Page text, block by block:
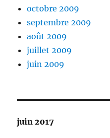
octobre 2009
septembre 2009
août 2009
juillet 2009
juin 2009
juin 2017